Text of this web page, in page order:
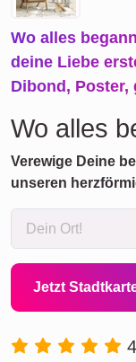
Wo alles
deine Liebe
Dibond, Poster,
Wo alles
Verewige Deine
unseren
Jetzt